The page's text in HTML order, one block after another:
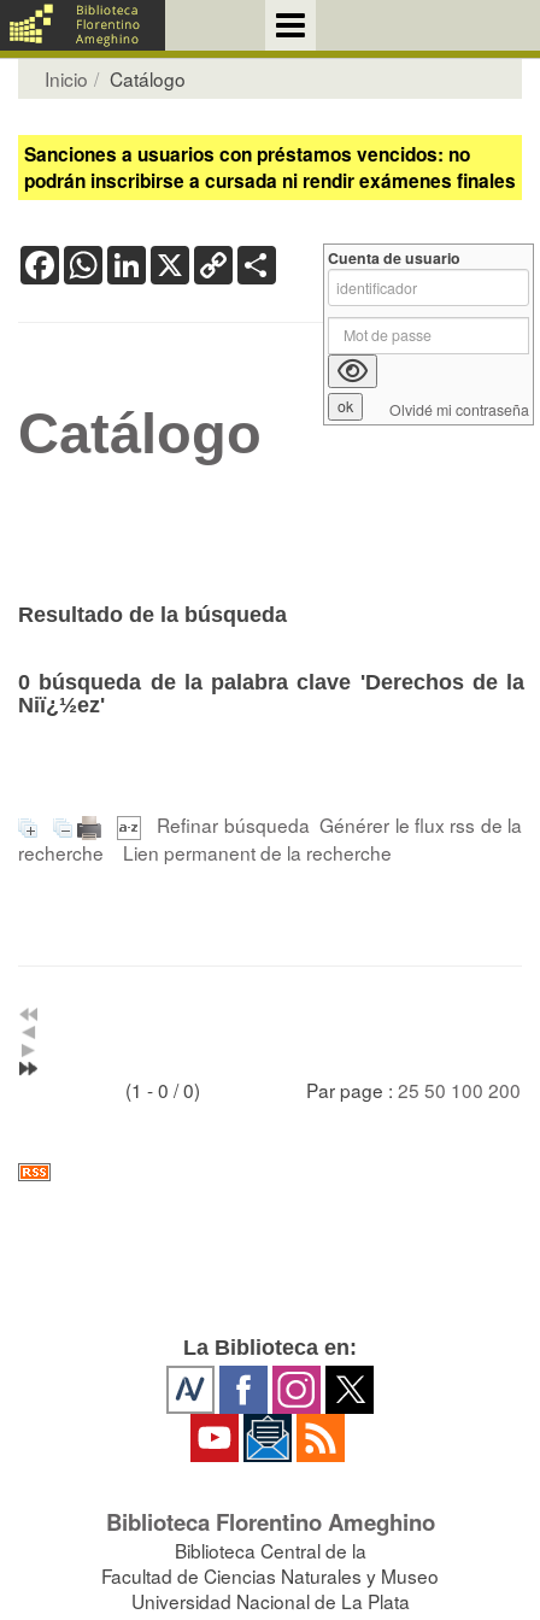
Inicio Catálogo
Sanciones a usuarios con préstamos vencidos: no
podrán inscribirse a cursada ni rendir exámenes finales
FacebookWhatsApp
LinkedIn
X Copy
Link
Catálogo
Resultado de la búsqueda
0 búsqueda de la palabra clave 'Derechos de la
Niï¿½ez'
Refinar búsqueda Générer le flux rss de la
recherche
Lien permanent de la recherche
(1 - 0 / 0) Par page : 25 50 100 200
Cuenta de usuario
Olvidé mi contraseña
La Biblioteca en:
Biblioteca Florentino Ameghino
Biblioteca Central de la
Facultad de Ciencias Naturales y Museo
Universidad Nacional de La Plata